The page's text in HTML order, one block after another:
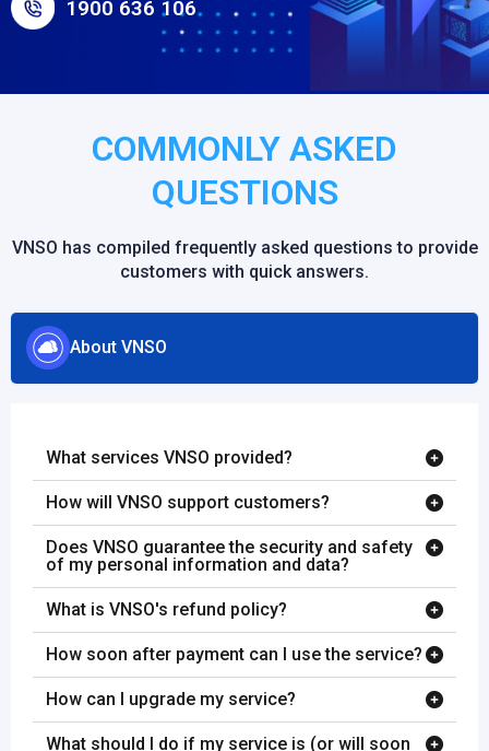
1900 636 106
COMMONLY ASKED
QUESTIONS
VNSO has compiled frequently asked questions to provide
customers with quick answers.
About VNSO
What services VNSO provided?
How will VNSO support customers?
Does VNSO guarantee the security and safety
of my personal information and data?
What is VNSO's refund policy?
How soon after payment can I use the service?
How can I upgrade my service?
What should I do if my service is (or will soon